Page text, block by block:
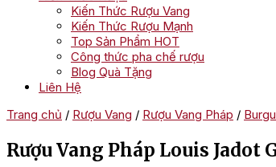
Kiến Thức Rượu Vang
Kiến Thức Rượu Mạnh
Top Sản Phẩm HOT
Công thức pha chế rượu
Blog Quà Tặng
Liên Hệ
Trang chủ / Rượu Vang / Rượu Vang Pháp /
Rượu Vang Pháp Louis